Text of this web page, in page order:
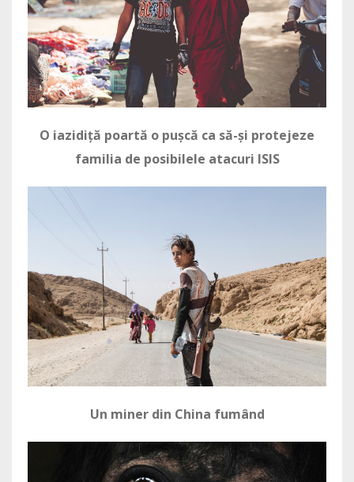
O iazidiță poartă o pușcă ca să-și protejeze
familia de posibilele atacuri ISIS
Un miner din China fumând